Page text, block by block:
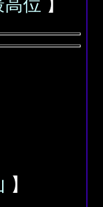
位 】
】